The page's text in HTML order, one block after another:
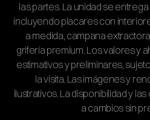
las partes. La unidad se
incluyendo placares con
a medida, campana
grifería premium. Los valores y
estimativos y preliminares,
la visita. Las imágenes y
ilustrativos. La disponibilidad y
a cambios sin